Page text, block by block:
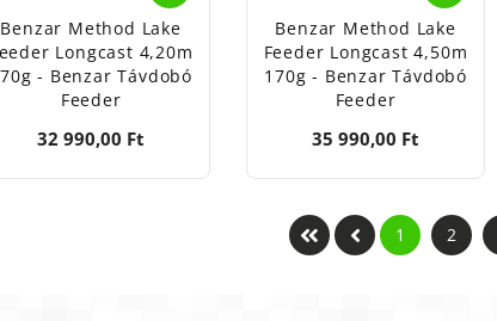
Benzar Method Lake
Longcast 4,20m
- Benzar Távdobó
Feeder
32 990,00 Ft
Benzar Method Lake
Feeder Longcast 4,50m
170g - Benzar Távdobó
Feeder
35 990,00 Ft
1 2